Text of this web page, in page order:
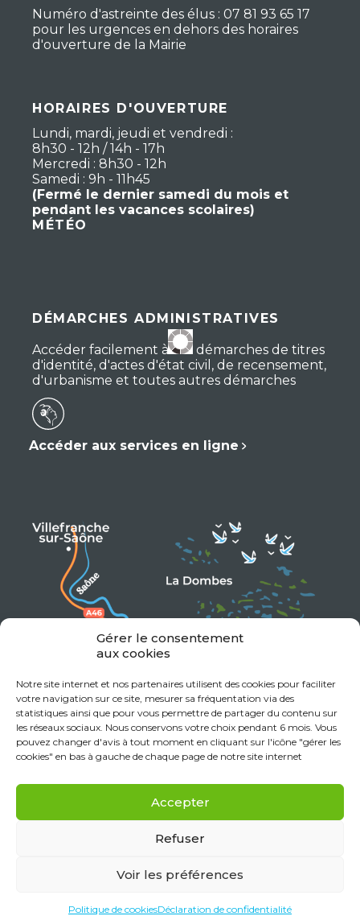
Gérer le consentement
aux cookies
Notre site internet et nos partenaires utilisent des cookies pour faciliter
votre navigation sur ce site, mesurer sa fréquentation via des
statistiques ainsi que pour vous permettre de partager du contenu sur
les réseaux sociaux. Nous conservons votre choix pendant 6 mois. Vous
pouvez changer d'avis à tout moment en cliquant sur l'icône "gérer les
cookies" en bas à gauche de chaque page de notre site internet
Accepter
Refuser
Voir les préférences
Politique de cookiesDéclaration de confidentialité
Numéro d'astreinte des élus : 07 81 93 65 17
pour les urgences en dehors des horaires
d'ouverture de la Mairie
HORAIRES D'OUVERTURE
Lundi, mardi, jeudi et vendredi :
8h30 - 12h / 14h - 17h
Mercredi : 8h30 - 12h
Samedi : 9h - 11h45
(Fermé le dernier samedi du mois et
pendant les vacances scolaires)
MÉTÉO
DÉMARCHES ADMINISTRATIVES
Accéder facilement à vos démarches de titres
d'identité, d'actes d'état civil, de recensement,
d'urbanisme et toutes autres démarches
Accéder aux services en ligne
Mentions Légales
Données personnelles
Réalisation Monclocher.com